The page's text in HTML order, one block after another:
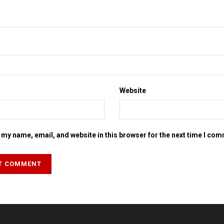
Website
my name, email, and website in this browser for the next time I